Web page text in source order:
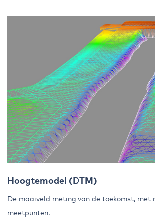
Hoogtemodel (DTM)
De maaiveld meting van de toekomst, met
meetpunten.